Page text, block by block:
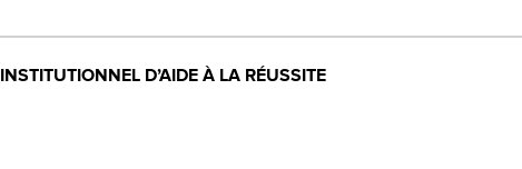
INSTITUTIONNEL D’AIDE À LA RÉUSSITE